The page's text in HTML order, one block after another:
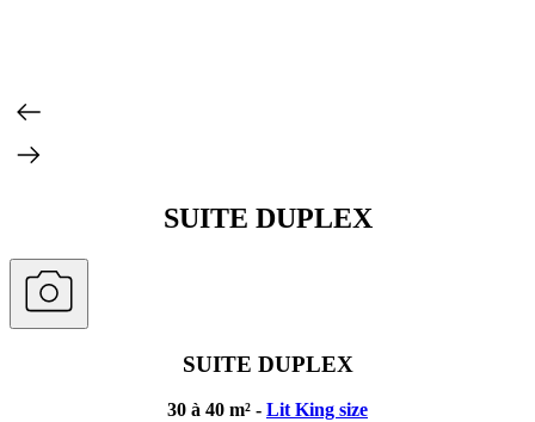
SUITE DUPLEX
SUITE DUPLEX
30 à 40 m² - Lit King size